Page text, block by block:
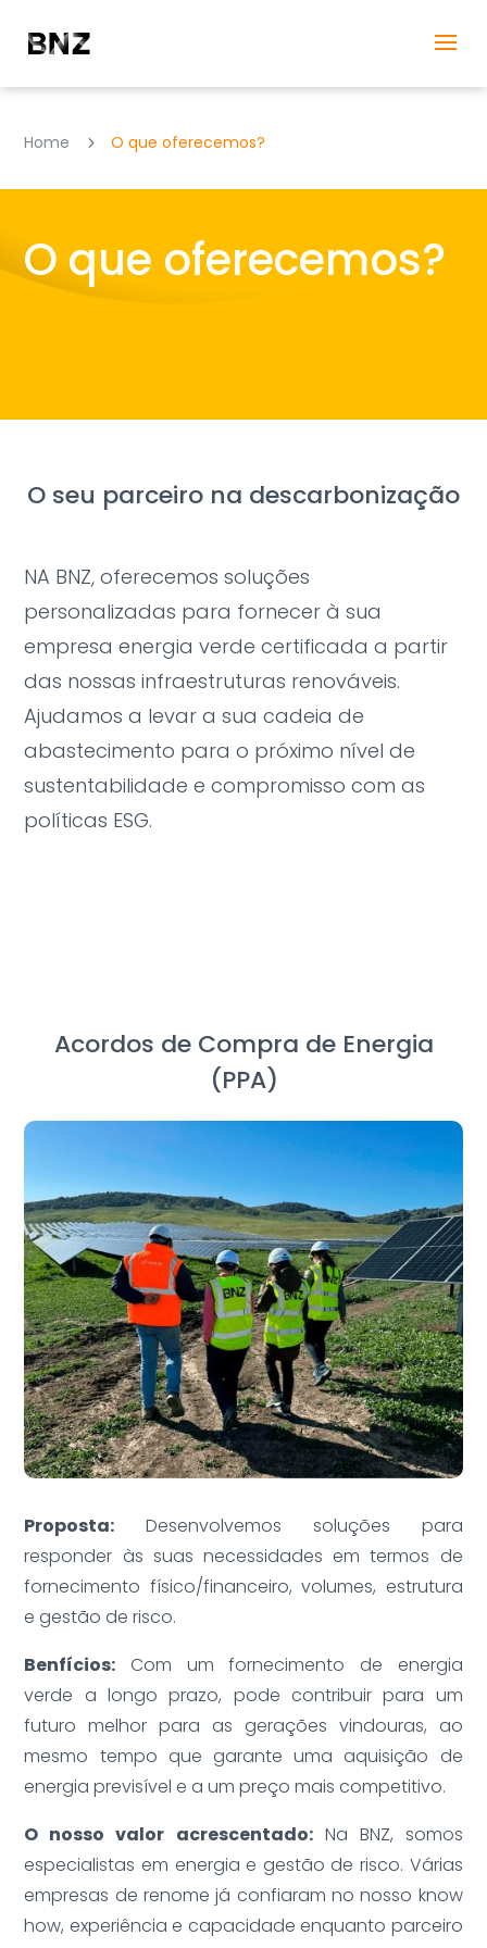
Home 5 O que oferecemos?
O que oferecemos?
O seu parceiro na descarbonização
NA BNZ, oferecemos soluções
personalizadas para fornecer à sua
empresa energia verde certificada a partir
das nossas infraestruturas renováveis.
Ajudamos a levar a sua cadeia de
abastecimento para o próximo nível de
sustentabilidade e compromisso com as
políticas ESG.
Acordos de Compra de Energia
(PPA)
Proposta: Desenvolvemos soluções para
responder às suas necessidades em termos de
fornecimento físico/financeiro, volumes, estrutura
e gestão de risco.
Benfícios: Com um fornecimento de energia
verde a longo prazo, pode contribuir para um
futuro melhor para as gerações vindouras, ao
mesmo tempo que garante uma aquisição de
energia previsível e a um preço mais competitivo.
O nosso valor acrescentado:Na BNZ, somos
especialistas em energia e gestão de risco. Várias
empresas de renome já confiaram no nosso know
how, experiência e capacidade enquanto parceiro